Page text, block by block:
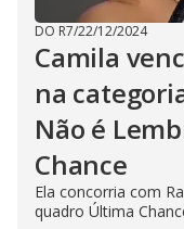
DO R7/22/12/2024
Camila
na
Não é
Chance
Ela concorria com
quadro Última